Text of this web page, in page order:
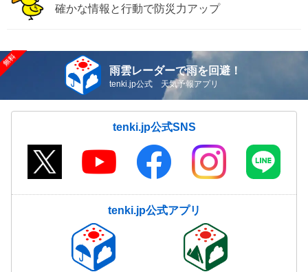
確かな情報と行動で防災力アップ
雨雲レーダーで雨を回避！
tenki.jp公式 天気予報アプリ
tenki.jp公式SNS
tenki.jp公式アプリ